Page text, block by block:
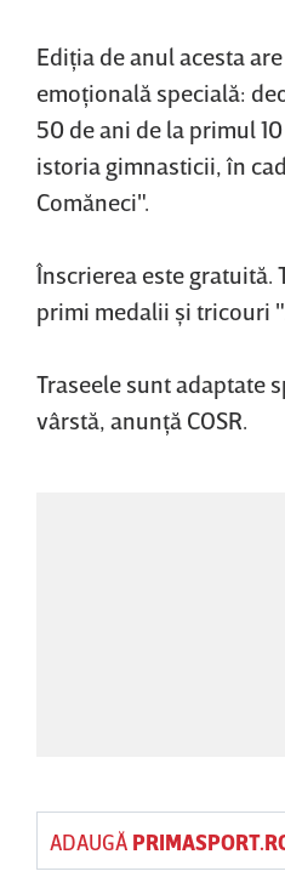
Ediţia de anul acesta
emoţională specială:
50 de ani de la primul
istoria gimnasticii, în
Comăneci".
Înscrierea este
primi medalii şi tricouri
Traseele sunt adaptate
vârstă, anunţă COSR.
ADAUGĂ